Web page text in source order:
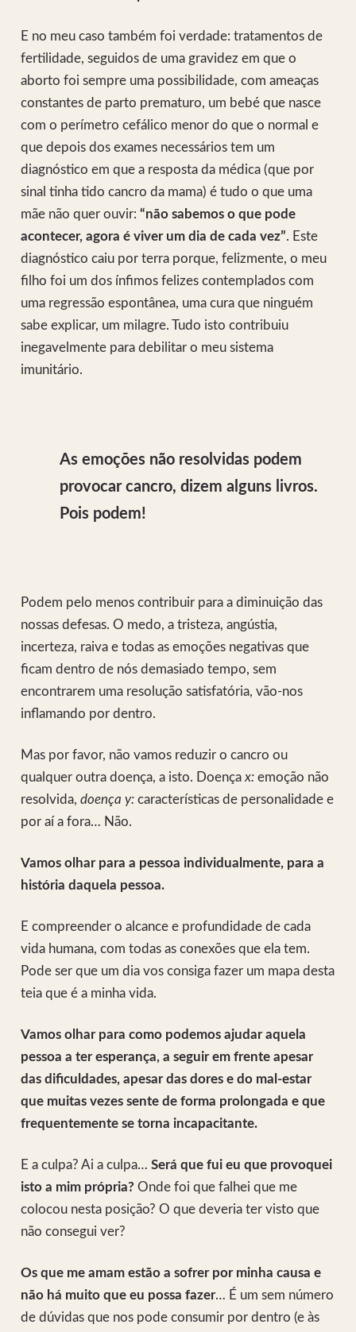
E no meu caso também foi verdade: tratamentos de
fertilidade, seguidos de uma gravidez em que o
aborto foi sempre uma possibilidade, com ameaças
constantes de parto prematuro, um bebé que nasce
com o perímetro cefálico menor do que o normal e
que depois dos exames necessários tem um
diagnóstico em que a resposta da médica (que por
sinal tinha tido cancro da mama) é tudo o que uma
mãe não quer ouvir:“não sabemos o que pode
acontecer, agora é viver um dia de cada vez”. Este
diagnóstico caiu por terra porque, felizmente, o meu
filho foi um dos ínfimos felizes contemplados com
uma regressão espontânea, uma cura que ninguém
sabe explicar, um milagre. Tudo isto contribuiu
inegavelmente para debilitar o meu sistema
imunitário.
As emoções não resolvidas podem
provocar cancro, dizem alguns livros.
Pois podem!
Podem pelo menos contribuir para a diminuição das
nossas defesas. O medo, a tristeza, angústia,
incerteza, raiva e todas as emoções negativas que
ficam dentro de nós demasiado tempo, sem
encontrarem uma resolução satisfatória, vão-nos
inflamando por dentro.
Mas por favor, não vamos reduzir o cancro ou
qualquer outra doença, a isto. Doençax: emoção não
resolvida, doença y:características de personalidade e
por aí a fora… Não.
Vamos olhar para a pessoa individualmente, para a
história daquela pessoa.
E compreender o alcance e profundidade de cada
vida humana, com todas as conexões que ela tem.
Pode ser que um dia vos consiga fazer um mapa desta
teia que é a minha vida.
Vamos olhar para como podemos ajudar aquela
pessoa a ter esperança, a seguir em frente apesar
das dificuldades, apesar das dores e do mal-estar
que muitas vezes sente de forma prolongada e que
frequentemente se torna incapacitante.
E a culpa? Ai a culpa…Será que fui eu que provoquei
isto a mim própria? Onde foi que falhei que me
colocou nesta posição? O que deveria ter visto que
não consegui ver?
Os que me amam estão a sofrer por minha causa e
não há muito que eu possa fazer… É um sem número
de dúvidas que nos pode consumir por dentro (e às